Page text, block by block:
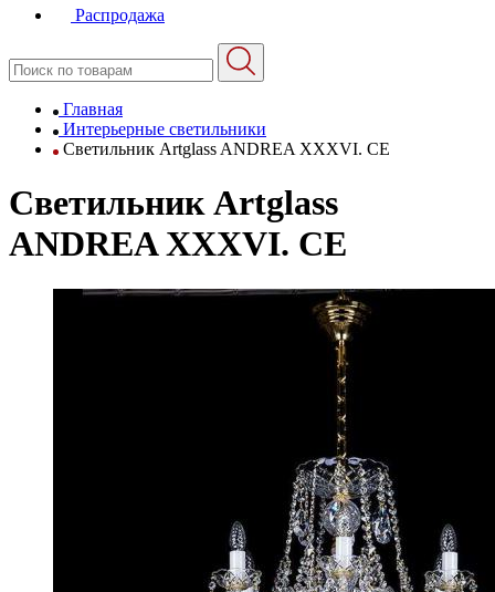
Распродажа
Главная
Интерьерные светильники
Светильник Artglass ANDREA XXXVI. CE
Светильник Artglass
ANDREA XXXVI. CE